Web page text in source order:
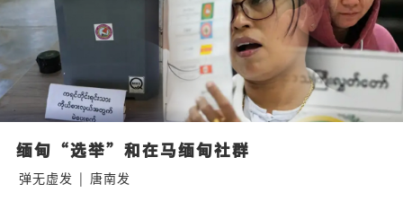
缅甸“选举”和在马缅甸社群
弹无虚发 | 唐南发